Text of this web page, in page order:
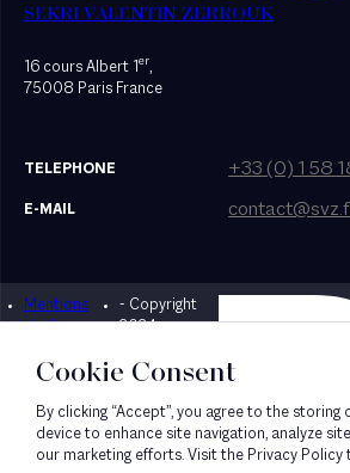
SEKRI VALENTIN ZERROUK
16 cours Albert 1er,
75008 Paris France
TELEPHONE +33 (0) 1 58
E-MAIL
Mentions
légales
- Copyright
2024
Designed by
Cookie Consent
By clicking “Accept”, you agree to the storing
device to enhance site navigation, analyze
our marketing efforts. Visit the Privacy